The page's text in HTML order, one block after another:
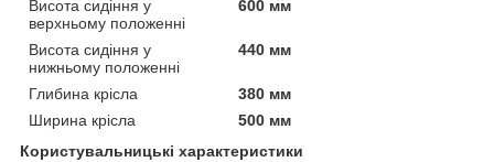
Висота сидіння у
верхньому положенні
600 мм
Висота сидіння у
нижньому положенні
440 мм
Глибина крісла
380 мм
Ширина крісла
500 мм
Користувальницькі характеристики